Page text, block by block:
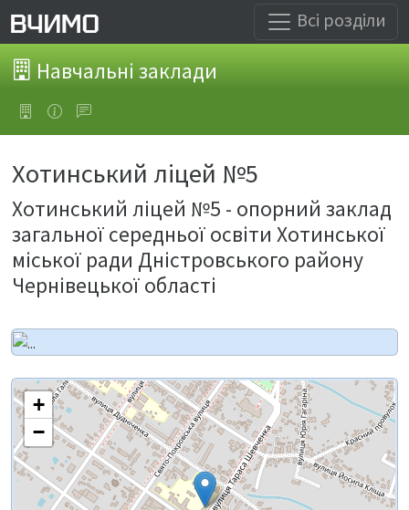
Всі розділи
Навчальні заклади
Хотинський ліцей №5
Хотинський ліцей №5 - опорний заклад
загальної середньої освіти Хотинської
міської ради Дністровського району
Чернівецької області
+
−